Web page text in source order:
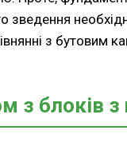
зведення
з
з блоків з